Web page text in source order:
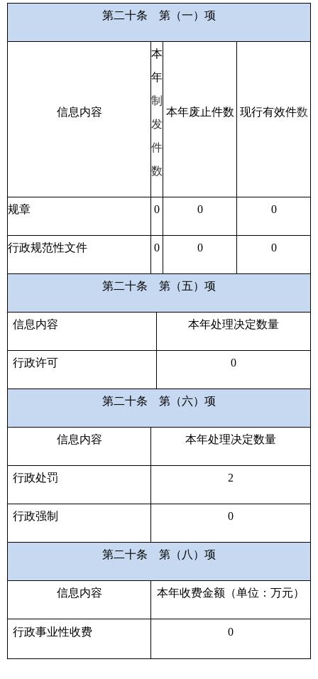
第二十条 第（一）项
信息内容
本
年
制
发
件
数
本年废止件数 现行有效件数
规章 0 0 0
行政规范性文件 0 0 0
第二十条 第（五）项
信息内容 本年处理决定数量
行政许可 0
第二十条 第（六）项
信息内容 本年处理决定数量
行政处罚 2
行政强制 0
第二十条 第（八）项
信息内容 本年收费金额（单位：万元）
行政事业性收费 0